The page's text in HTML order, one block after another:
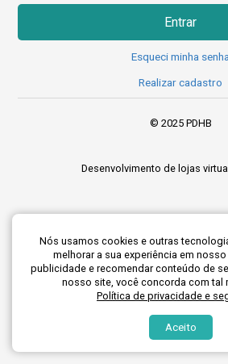
Entrar
Esqueci minha
Realizar cadastro
© 2025 PDHB
Desenvolvimento de lojas
Nós usamos cookies e outras
melhorar a sua experiência em
publicidade e recomendar conteúdo de
nosso site, você concorda com tal
Política de privacidade e
Aceito